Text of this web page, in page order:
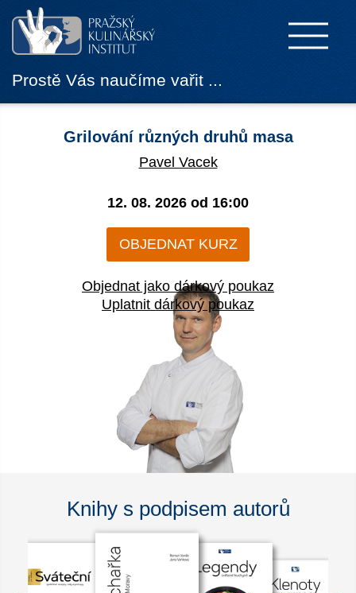
Prostě Vás naučíme vařit ...
Grilování různých druhů masa
Pavel Vacek
12. 08. 2026 od 16:00
OBJEDNAT KURZ
Objednat jako dárkový poukaz
Uplatnit dárkový poukaz
Knihy s podpisem autorů